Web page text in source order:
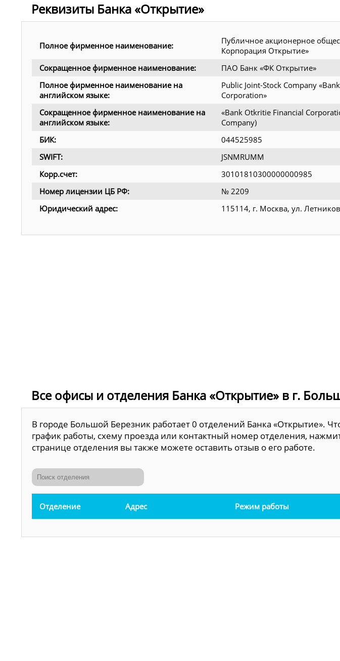
Реквизиты Банка «Открытие»
Полное фирменное наименование:
Публичное акционерное
Корпорация Открытие»
Сокращенное фирменное наименование:
ПАО Банк «ФК Открытие»
Полное фирменное наименование на
английском языке:
Public Joint-Stock Company
Corporation»
Сокращенное фирменное наименование на
английском языке:
«Bank Otkritie Financial
Company)
БИК:
044525985
SWIFT:
JSNMRUMM
Корр.счет:
30101810300000000985
Номер лицензии ЦБ РФ:
№ 2209
Юридический адрес:
115114, г. Москва, ул.
Все офисы и отделения Банка «Открытие» в г.
В городе Большой Березник работает 0 отделений Банка «Открытие».
график работы, схему проезда или контактный номер отделения,
странице отделения вы также можете оставить отзыв о его работе.
Отделение Адрес Режим работы